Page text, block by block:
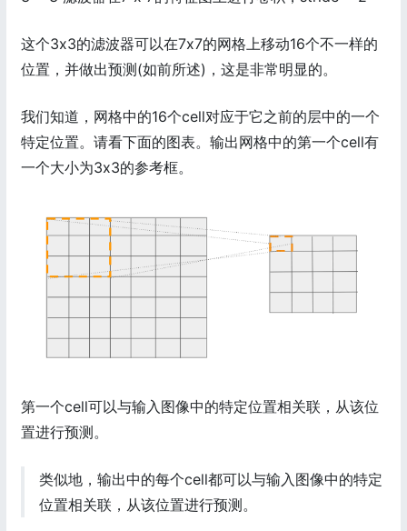
这个3x3的滤波器可以在7x7的网格上移动16个不一样的
位置，并做出预测(如前所述)，这是非常明显的。
我们知道，网格中的16个cell对应于它之前的层中的一个
特定位置。请看下面的图表。输出网格中的第一个cell有
一个大小为3x3的参考框。
第一个cell可以与输入图像中的特定位置相关联，从该位
置进行预测。
类似地，输出中的每个cell都可以与输入图像中的特定
位置相关联，从该位置进行预测。